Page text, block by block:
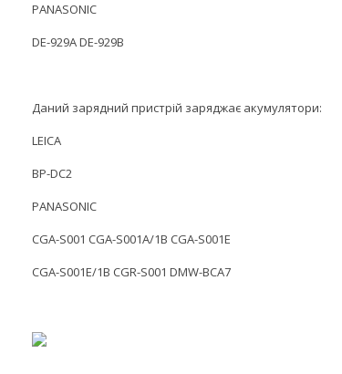
PANASONIC
DE-929A DE-929B
Даний зарядний пристрій заряджає акумулятори:
LEICA
BP-DC2
PANASONIC
CGA-S001 CGA-S001A/1B CGA-S001E
CGA-S001E/1B CGR-S001 DMW-BCA7